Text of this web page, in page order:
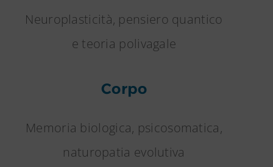
Neuroplasticità, pensiero quantico
e teoria polivagale
Corpo
Memoria biologica, psicosomatica,
naturopatia evolutiva